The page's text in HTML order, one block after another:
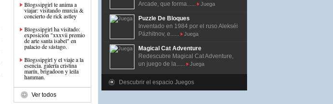
Blogssipgirl te anima a
viajar: visitando murcia &
concierto de rick astley
Blogssipgirl ha visitado:
exposición "xxxvii premio
de arte santa isabel" en
palacio de sástago.
Blogssipgirl y el viaje a la
esencia. galería cristina
marín, brigadoon y leila
hamman.
Ver todos
Arcade, que forma......
Juega
Puzzle De Bloques
Inventado en 1984 por el ruso Alekséi
Pázhitnov, e......
Juega
Magical Cat Adventure
Redescubre Magical Cat Adventure,
un juego de la......
Juega
Descubrir el espacio Juegos